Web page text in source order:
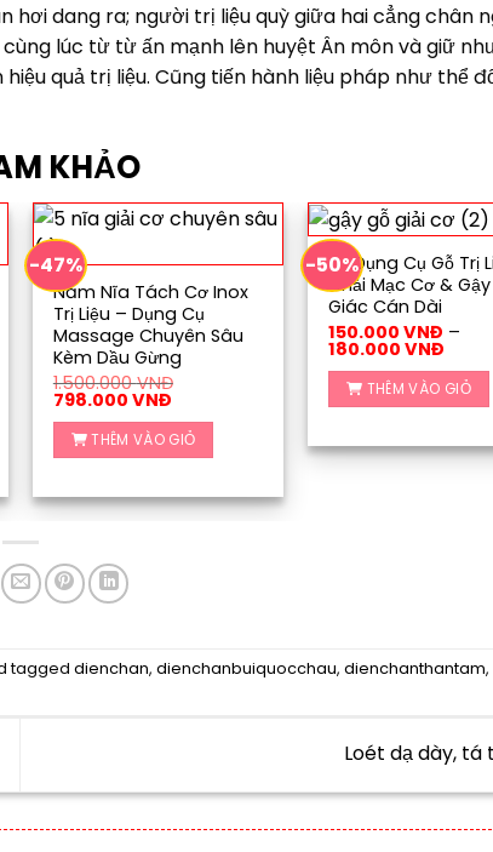
hơi dang ra; người trị liệu quỳ giữa hai cẳng chân
lúc từ từ ấn mạnh lên huyệt Ân môn và giữ
quả trị liệu. Cũng tiến hành liệu pháp như thể
KHẢO
-47%
Năm Nĩa Tách Cơ Inox
Trị Liệu – Dụng Cụ
Massage Chuyên Sâu
Kèm Dầu Gừng
1.500.000VNĐ
Giá
1.500.000 VNĐ.
798.000 VNĐGiá
tại
là:
798.000 VNĐ.
THÊM VÀO GIỎ
-50%Bộ Dụng Cụ Gỗ Trị
Chải Mạc Cơ &
Giác Cán Dài
150.000VNĐ –
180.000VNĐ
từ
đến
THÊM VÀO GIỎ
taggeddienchan,dienchanbuiquocchau,dienchanthantam,
Loét dạ dày, tá